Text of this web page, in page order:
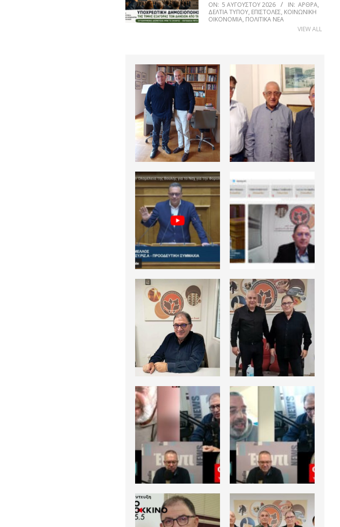
ON: 5 ΑΥΓΟΎΣΤΟΥ 2026 IN: ΆΡΘΡΑ,
ΔΕΛΤΊΑ ΤΎΠΟΥ, ΕΠΙΣΤΟΛΈΣ, ΚΟΙΝΩΝΙΚΉ
ΟΙΚΟΝΟΜΊΑ, ΠΟΛΙΤΙΚΆ ΝΈΑ
VIEW ALL